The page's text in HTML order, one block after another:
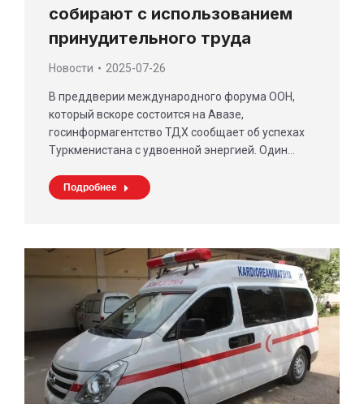
собирают с использованием
принудительного труда
Новости 2025-07-26
В преддверии международного форума ООН,
который вскоре состоится на Авазе,
госинформагентство ТДХ сообщает об успехах
Туркменистана с удвоенной энергией. Один…
Подробнее